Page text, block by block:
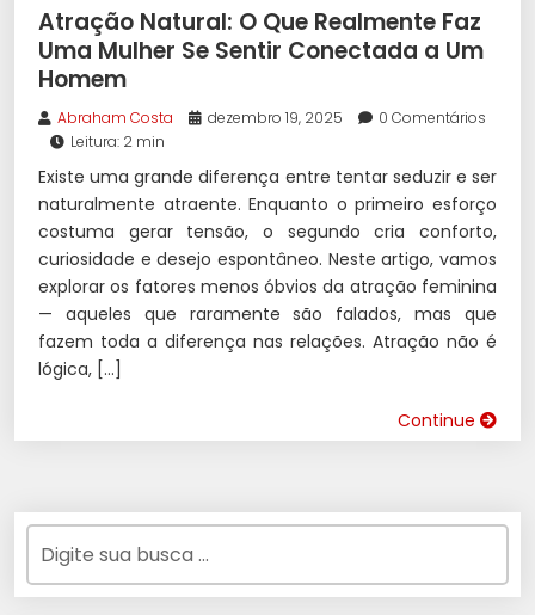
Atração Natural: O Que Realmente Faz
Uma Mulher Se Sentir Conectada a Um
Homem
Abraham Costa dezembro 19, 2025
0 Comentários
Leitura: 2 min
Existe uma grande diferença entre tentar seduzir e ser
naturalmente atraente. Enquanto o primeiro esforço
costuma gerar tensão, o segundo cria conforto,
curiosidade e desejo espontâneo. Neste artigo, vamos
explorar os fatores menos óbvios da atração feminina
— aqueles que raramente são falados, mas que
fazem toda a diferença nas relações. Atração não é
lógica, […]
Continue